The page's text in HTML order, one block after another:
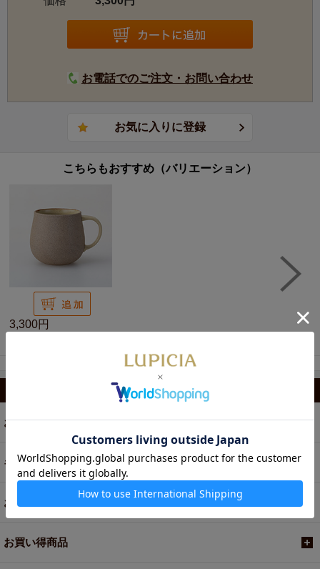
お電話でのご注文・お問い合わせ
こちらもおすすめ（バリエーション）
3,300円
お茶
ギフト
お菓子・食品・飲料
お買い得商品